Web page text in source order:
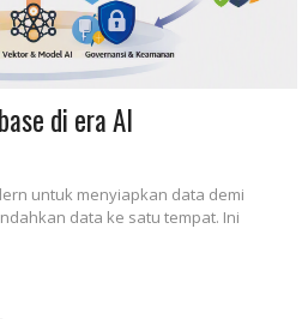
di era AI
untuk menyiapkan data demi
data ke satu tempat. Ini